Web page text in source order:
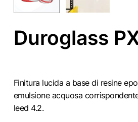
Duroglass
Finitura lucida a base di resine
emulsione acquosa
leed 4.2.